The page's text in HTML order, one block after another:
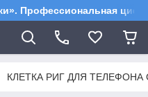
Профессиональная
КЛЕТКА РИГ ДЛЯ ТЕЛЕФОНА